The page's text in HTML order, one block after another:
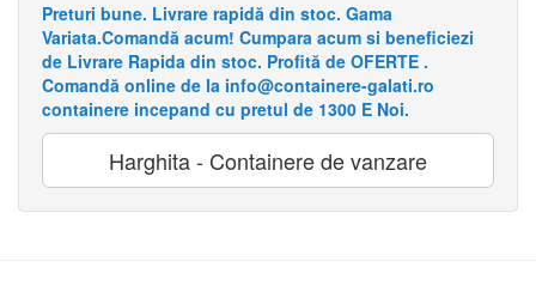
Preturi bune. Livrare rapidă din stoc. Gama
Variata.Comandă acum! Cumpara acum si beneficiezi
de Livrare Rapida din stoc. Profită de OFERTE .
Comandă online de la info@containere-galati.ro
containere incepand cu pretul de 1300 E Noi.
Harghita - Containere de vanzare